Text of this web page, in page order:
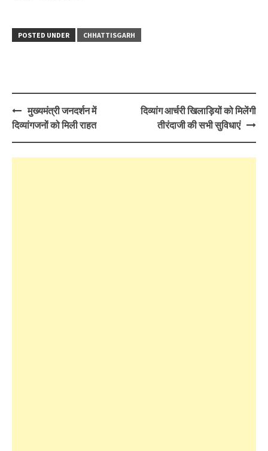
POSTED UNDER CHHATTISGARH
Post
navigation
मुख्यमंत्री जनदर्शन में
दिव्यांगजनों को मिली राहत
दिव्यांग आर्चरी खिलाड़ियों को मिलेंगी
तीरंदाजी की सभी सुविधाएं